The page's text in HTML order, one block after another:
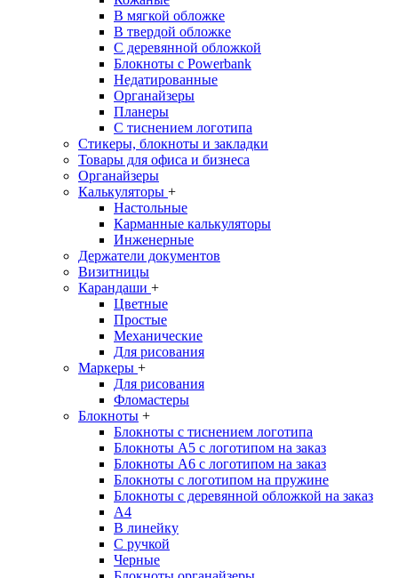
В мягкой обложке
В твердой обложке
С деревянной обложкой
Блокноты с Powerbank
Недатированные
Органайзеры
Планеры
С тиснением логотипа
Стикеры, блокноты и закладки
Товары для офиса и бизнеса
Органайзеры
Калькуляторы +
Настольные
Карманные калькуляторы
Инженерные
Держатели документов
Визитницы
Карандаши +
Цветные
Простые
Механические
Для рисования
Маркеры +
Для рисования
Фломастеры
Блокноты +
Блокноты с тиснением логотипа
Блокноты А5 с логотипом на заказ
Блокноты А6 с логотипом на заказ
Блокноты с логотипом на пружине
Блокноты с деревянной обложкой на заказ
A4
В линейку
С ручкой
Черные